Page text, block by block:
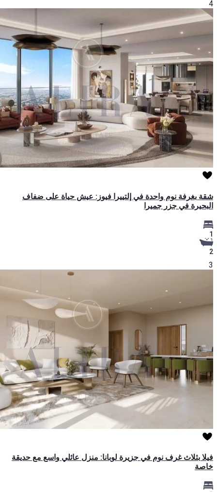
4
شقة بغرفة نوم واحدة في إلتييرا فيوز: عيش حياة على ضفاف
البحيرة في جزر جميرا
1
2
3
فيلا بثلاث غرف نوم في جزيرة لوبانا: منزل عائلي واسع مع حديقة
خاصة